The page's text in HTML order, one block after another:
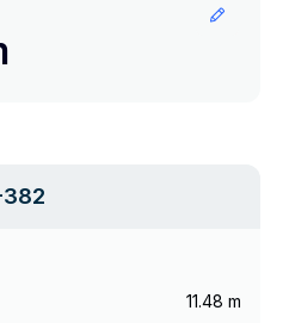
11.48 m